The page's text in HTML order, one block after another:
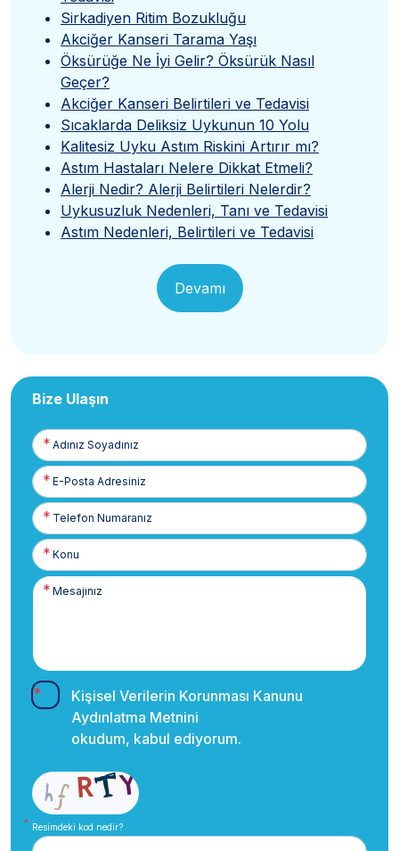
Sirkadiyen Ritim Bozukluğu
Akciğer Kanseri Tarama Yaşı
Öksürüğe Ne İyi Gelir? Öksürük Nasıl
Geçer?
Akciğer Kanseri Belirtileri ve Tedavisi
Sıcaklarda Deliksiz Uykunun 10 Yolu
Kalitesiz Uyku Astım Riskini Artırır mı?
Astım Hastaları Nelere Dikkat Etmeli?
Alerji Nedir? Alerji Belirtileri Nelerdir?
Uykusuzluk Nedenleri, Tanı ve Tedavisi
Astım Nedenleri, Belirtileri ve Tedavisi
Devamı
Bize Ulaşın
Adınız
Soyadınız
E-
Posta
Telefon
Numaranız
Kişisel Verilerin Korunması Kanunu
Aydınlatma Metnini
okudum, kabul ediyorum.
Resimdeki kod nedir?